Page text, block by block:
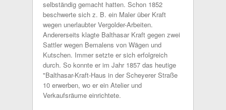
selbständig gemacht hatten. Schon 1852
beschwerte sich z. B. ein Maler über Kraft
wegen unerlaubter Vergolder-Arbeiten.
Andererseits klagte Balthasar Kraft gegen zwei
Sattler wegen Bemalens von Wägen und
Kutschen. Immer setzte er sich erfolgreich
durch. So konnte er im Jahr 1857 das heutige
"Balthasar-Kraft-Haus in der Scheyerer Straße
10 erwerben, wo er ein Atelier und
Verkaufsräume einrichtete.